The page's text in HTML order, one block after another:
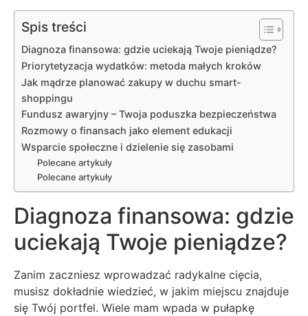
Spis treści
Diagnoza finansowa: gdzie uciekają Twoje pieniądze?
Priorytetyzacja wydatków: metoda małych kroków
Jak mądrze planować zakupy w duchu smart-
shoppingu
Fundusz awaryjny – Twoja poduszka bezpieczeństwa
Rozmowy o finansach jako element edukacji
Wsparcie społeczne i dzielenie się zasobami
Polecane artykuły
Polecane artykuły
Diagnoza finansowa: gdzie
uciekają Twoje pieniądze?
Zanim zaczniesz wprowadzać radykalne cięcia,
musisz dokładnie wiedzieć, w jakim miejscu znajduje
się Twój portfel. Wiele mam wpada w pułapkę